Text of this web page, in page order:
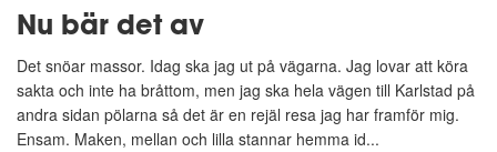
Nu bär det av
Det snöar massor. Idag ska jag ut på vägarna. Jag lovar att köra
sakta och inte ha bråttom, men jag ska hela vägen till Karlstad på
andra sidan pölarna så det är en rejäl resa jag har framför mig.
Ensam. Maken, mellan och lilla stannar hemma id...